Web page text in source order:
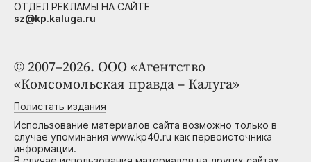
© 2007–2026. ООО «Агентство
«Комсомольская правда – Калуга»
Полистать издания
Использование материалов сайта возможно только в
случае упоминания www.kp40.ru как первоисточника
информации.
ОТДЕЛ РЕКЛАМЫ НА САЙТЕ
sz@kp.kaluga.ru